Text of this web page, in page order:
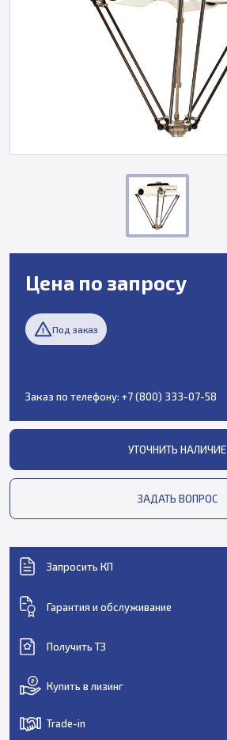
Цена по запросу
Под заказ
Заказ по телефону: +7 (800) 333-07-58
УТОЧНИТЬ НАЛИЧИЕ
ЗАДАТЬ ВОПРОС
Запросить КП
Гарантия и обслуживание
Получить ТЗ
Купить в лизинг
Trade-in